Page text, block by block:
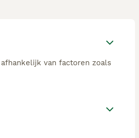
van factoren zoals